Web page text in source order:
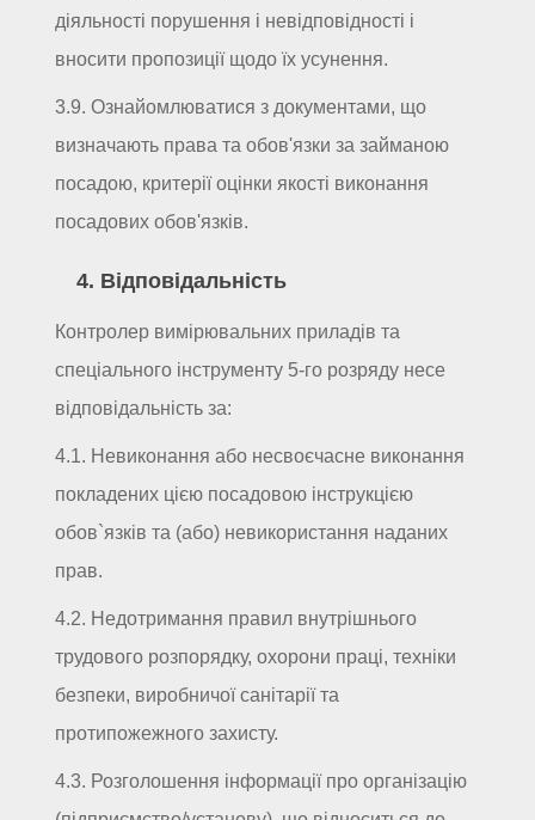
діяльності порушення і невідповідності і
вносити пропозиції щодо їх усунення.
3.9. Ознайомлюватися з документами, що
визначають права та обов'язки за займаною
посадою, критерії оцінки якості виконання
посадових обов'язків.
4. Відповідальність
Контролер вимірювальних приладів та
спеціального інструменту 5-го розряду несе
відповідальність за:
4.1. Невиконання або несвоєчасне виконання
покладених цією посадовою інструкцією
обов`язків та (або) невикористання наданих
прав.
4.2. Недотримання правил внутрішнього
трудового розпорядку, охорони праці, техніки
безпеки, виробничої санітарії та
протипожежного захисту.
4.3. Розголошення інформації про організацію